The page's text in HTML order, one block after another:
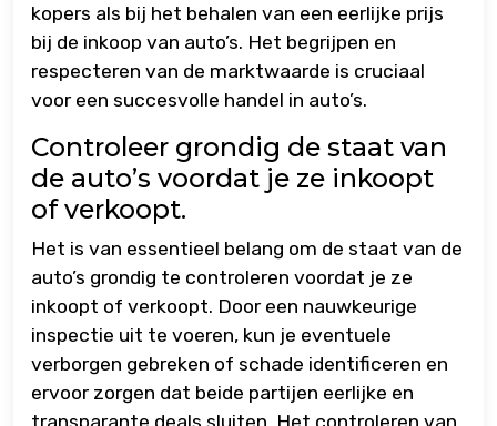
kopers als bij het behalen van een eerlijke prijs
bij de inkoop van auto’s. Het begrijpen en
respecteren van de marktwaarde is cruciaal
voor een succesvolle handel in auto’s.
Controleer grondig de staat van
de auto’s voordat je ze inkoopt
of verkoopt.
Het is van essentieel belang om de staat van de
auto’s grondig te controleren voordat je ze
inkoopt of verkoopt. Door een nauwkeurige
inspectie uit te voeren, kun je eventuele
verborgen gebreken of schade identificeren en
ervoor zorgen dat beide partijen eerlijke en
transparante deals sluiten. Het controleren van